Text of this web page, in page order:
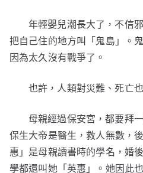
年輕嬰兒潮長大了，不信
把自己住的地方叫「鬼島」。
因為太久沒有戰爭了。
也許，人類對災難、死亡
母親經過保安宮，都要拜
保生大帝是醫生，救人無數，
惠」是母親讀書時的學名，婚
學都還叫她「英惠」。她因此